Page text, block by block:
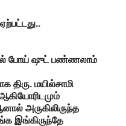
போய் ஷுட் பண்ணலாம்
திரு. மயில்சாமி
அருகிலிருந்த
இங்கிருந்தே